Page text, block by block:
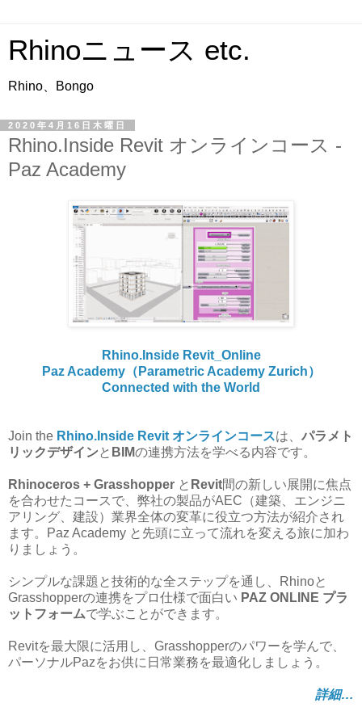
Rhinoニュース etc.
Rhino、Bongo
2020年4月16日木曜日
Rhino.Inside Revit オンラインコース -
Paz Academy
Rhino.Inside Revit_Online
Paz Academy（Parametric Academy Zurich）
Connected with the World
Join the Rhino.Inside Revit オンラインコースは、 パラメト
リックデザインと BIMの連携方法を学べる内容です。
Rhinoceros + Grasshopper と Revit間の新しい展開に焦点
を合わせたコースで、弊社の製品がAEC（建築、エンジニ
アリング、建設）業界全体の変革に役立つ方法が紹介され
ます。Paz Academy と先頭に立って流れを変える旅に加わ
りましょう。
シンプルな課題と技術的な全ステップを通し、Rhinoと
Grasshopperの連携をプロ仕様で面白い PAZ ONLINE プラ
ットフォームで学ぶことができます。
Revitを最大限に活用し、Grasshopperのパワーを学んで、
パーソナルPazをお供に日常業務を最適化しましょう。
詳細…